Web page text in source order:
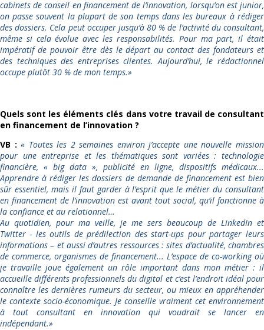
cabinets de conseil en financement de l’innovation, lorsqu’on est junior,
on passe souvent la plupart de son temps dans les bureaux à rédiger
des dossiers. Cela peut occuper jusqu’à 80 % de l’activité du consultant,
même si cela évolue avec les responsabilités. Pour ma part, il était
impératif de pouvoir être dès le départ au contact des fondateurs et
des techniques des entreprises clientes. Aujourd’hui, le rédactionnel
occupe plutôt 30 % de mon temps.»
Quels sont les éléments clés dans votre travail de consultant
en financement de l’innovation ?
VB : « Toutes les 2 semaines environ j’accepte une nouvelle mission
pour une entreprise et les thématiques sont variées : technologie
financière, « big data », publicité en ligne, dispositifs médicaux...
Apprendre à rédiger les dossiers de demande de financement est bien
sûr essentiel, mais il faut garder à l’esprit que le métier du consultant
en financement de l’innovation est avant tout social, qu’il fonctionne à
la confiance et au relationnel…
Au quotidien, pour ma veille, je me sers beaucoup de LinkedIn et
Twitter - les outils de prédilection des start-ups pour partager leurs
informations – et aussi d’autres ressources : sites d’actualité, chambres
de commerce, organismes de financement... L’espace de co-working où
je travaille joue également un rôle important dans mon métier : il
accueille différents professionnels du digital et c’est l’endroit idéal pour
connaître les dernières rumeurs du secteur, ou mieux en appréhender
le contexte socio-économique. Je conseille vraiment cet environnement
à tout consultant en innovation qui voudrait se lancer en
indépendant.»